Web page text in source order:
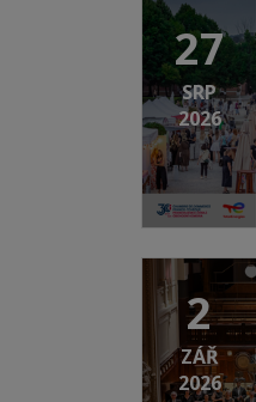
27
SRP
2026
2
ZÁŘ
2026